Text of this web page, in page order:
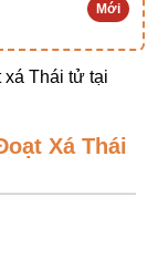
Mới
xá Thái tử tại
Xá Thái